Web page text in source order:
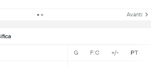
Avanti
G F:C +/- PT